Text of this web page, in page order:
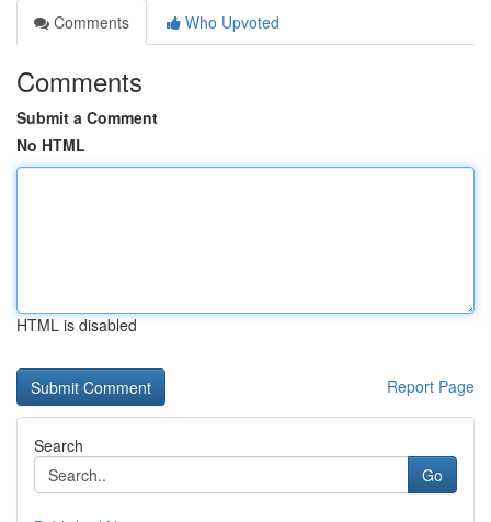
Comments
Who Upvoted
Comments
Submit a Comment
No HTML
HTML is disabled
Report Page
Search
Go